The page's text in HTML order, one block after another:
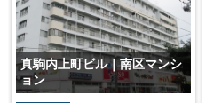
真駒内上町ビル｜南区マンシ
ョン